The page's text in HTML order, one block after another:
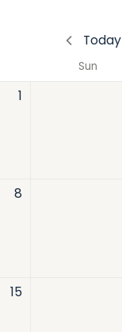
Today
Sun
1
8
15